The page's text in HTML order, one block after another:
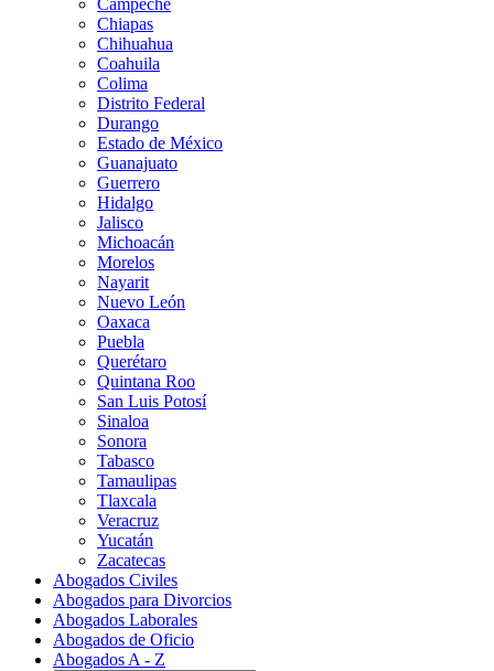
Campeche
Chiapas
Chihuahua
Coahuila
Colima
Distrito Federal
Durango
Estado de México
Guanajuato
Guerrero
Hidalgo
Jalisco
Michoacán
Morelos
Nayarit
Nuevo León
Oaxaca
Puebla
Querétaro
Quintana Roo
San Luis Potosí
Sinaloa
Sonora
Tabasco
Tamaulipas
Tlaxcala
Veracruz
Yucatán
Zacatecas
Abogados Civiles
Abogados para Divorcios
Abogados Laborales
Abogados de Oficio
Abogados A - Z